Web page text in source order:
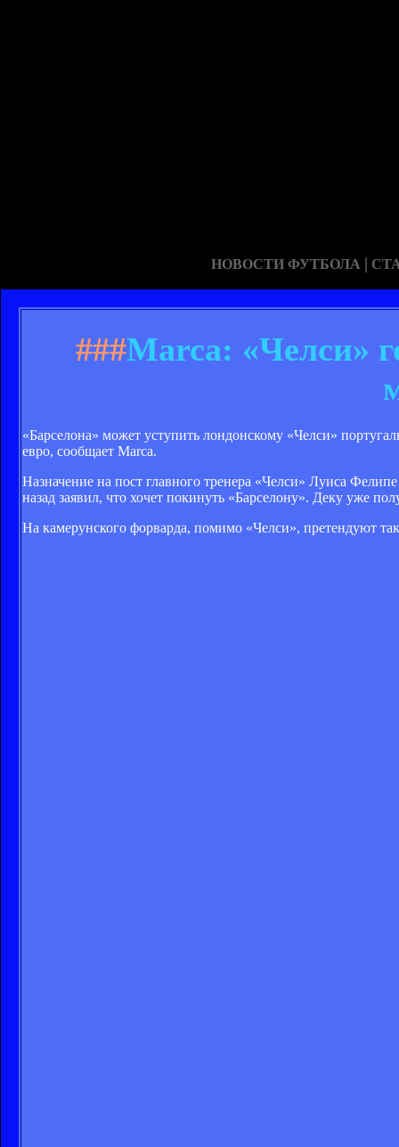
НОВОСТИ ФУТБОЛА |
###Marca: «Челси»
«Барселона» может уступить лондонскому «Челси»
евро, сообщает Marca.
Назначение на пост главного тренера «Челси» Луиса
назад заявил, что хочет покинуть «Барселону». Деку уже
На камерунского форварда, помимо «Челси», претендуют